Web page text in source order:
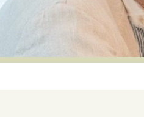
変革の原動力